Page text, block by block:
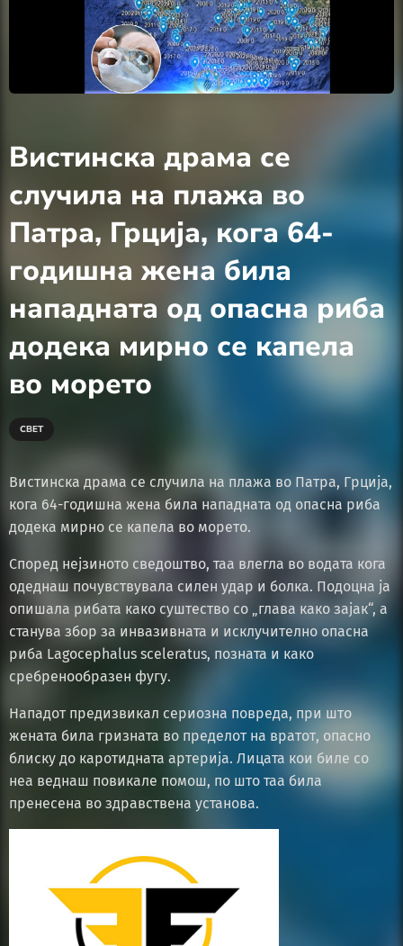
Вистинска драма се
случила на плажа во
Патра, Грција, кога 64-
годишна жена била
нападната од опасна риба
додека мирно се капела
во морето
СВЕТ
Вистинска драма се случила на плажа во Патра, Грција,
кога 64-годишна жена била нападната од опасна риба
додека мирно се капела во морето.
Според нејзиното сведоштво, таа влегла во водата кога
одеднаш почувствувала силен удар и болка. Подоцна ја
опишала рибата како суштество со „глава како зајак“, а
станува збор за инвазивната и исклучително опасна
риба Lagocephalus sceleratus, позната и како
сребренообразен фугу.
Нападот предизвикал сериозна повреда, при што
жената била гризната во пределот на вратот, опасно
блиску до каротидната артерија. Лицата кои биле со
неа веднаш повикале помош, по што таа била
пренесена во здравствена установа.